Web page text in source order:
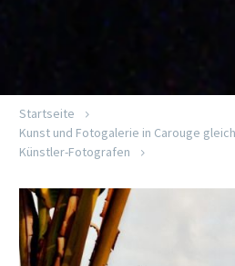
Startseite
Kunst und Fotogalerie in Carouge
Künstler-Fotografen